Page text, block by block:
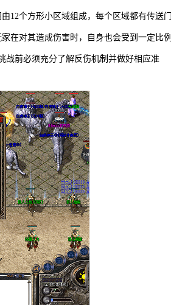
12个方形小区域组成，每个区域都有传送门
在对其造成伤害时，自身也会受到一定比例
战前必须充分了解反伤机制并做好相应准